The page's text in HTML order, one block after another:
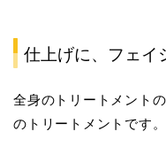
仕上げに、フェイ
全身のトリートメント
のトリートメントです。